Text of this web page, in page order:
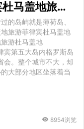
菲律宾杜马盖地旅游 菲律宾杜马盖地旅游季节
的岛屿就是薄荷岛、
旅游菲律宾杜马盖地
游杜马盖地
宾第五大岛内格罗斯岛
会。整个城市不大，却
大部分地区坐落着当
8954浏览